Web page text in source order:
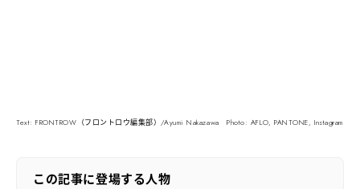
Text: FRONTROW（フロントロウ編集部）/Ayumi Nakazawa Photo: AFLO, PANTONE, Instagram
この記事に登場する人物